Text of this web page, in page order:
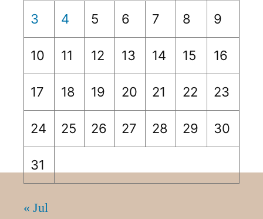
3 4 5 6 7 8 9
10 11 12 13 14 15 16
17 18 19 20 21 22 23
24 25 26 27 28 29 30
31
« Jul